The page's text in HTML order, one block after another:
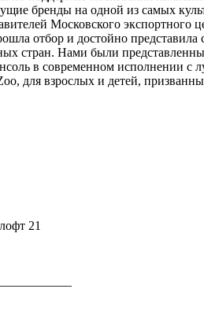
бренды на одной из самых
Московского
отбор и достойно представила
стран. Нами были
в современном исполнении
для взрослых и детей,
21